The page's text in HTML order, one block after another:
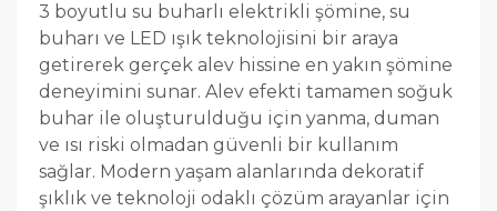
3 boyutlu su buharlı elektrikli şömine, su
buharı ve LED ışık teknolojisini bir araya
getirerek gerçek alev hissine en yakın şömine
deneyimini sunar. Alev efekti tamamen soğuk
buhar ile oluşturulduğu için yanma, duman
ve ısı riski olmadan güvenli bir kullanım
sağlar. Modern yaşam alanlarında dekoratif
şıklık ve teknoloji odaklı çözüm arayanlar için